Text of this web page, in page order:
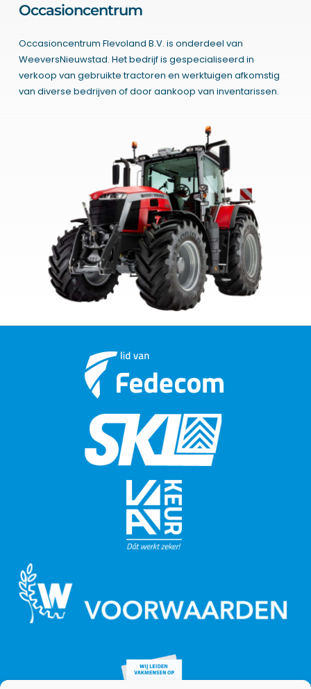
Occasioncentrum
Occasioncentrum Flevoland B.V. is onderdeel van
WeeversNieuwstad. Het bedrijf is gespecialiseerd in
verkoop van gebruikte tractoren en werktuigen afkomstig
van diverse bedrijven of door aankoop van inventarissen.